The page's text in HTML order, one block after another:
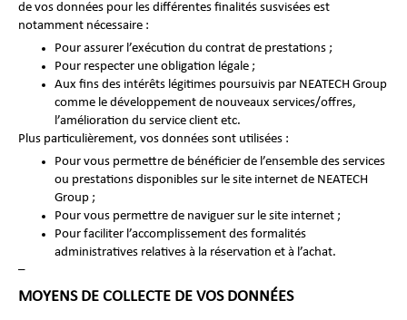
de vos données pour les différentes finalités susvisées est
notamment nécessaire :
Pour assurer l’exécution du contrat de prestations ;
Pour respecter une obligation légale ;
Aux fins des intérêts légitimes poursuivis par NEATECH Group
comme le développement de nouveaux services/offres,
l’amélioration du service client etc.
Plus particulièrement, vos données sont utilisées :
Pour vous permettre de bénéficier de l’ensemble des services
ou prestations disponibles sur le site internet de NEATECH
Group ;
Pour vous permettre de naviguer sur le site internet ;
Pour faciliter l’accomplissement des formalités
administratives relatives à la réservation et à l’achat.
–
MOYENS DE COLLECTE DE VOS DONNÉES